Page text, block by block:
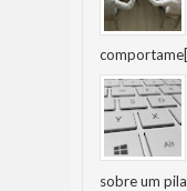
comportame
sobre um